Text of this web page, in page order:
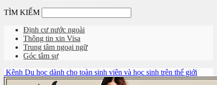
TÌM KIẾM
Định cư nước ngoài
Thông tin xin Visa
Trung tâm ngoại ngữ
Góc tâm sự
Kênh Du học dành cho toàn sinh viên và học sinh trên thế giới